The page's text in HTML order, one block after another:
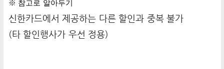
※ 참고로 알아두기
신한카드에서 제공하는 다른 할인과 중복 불가
(타 할인행사가 우선 정용)